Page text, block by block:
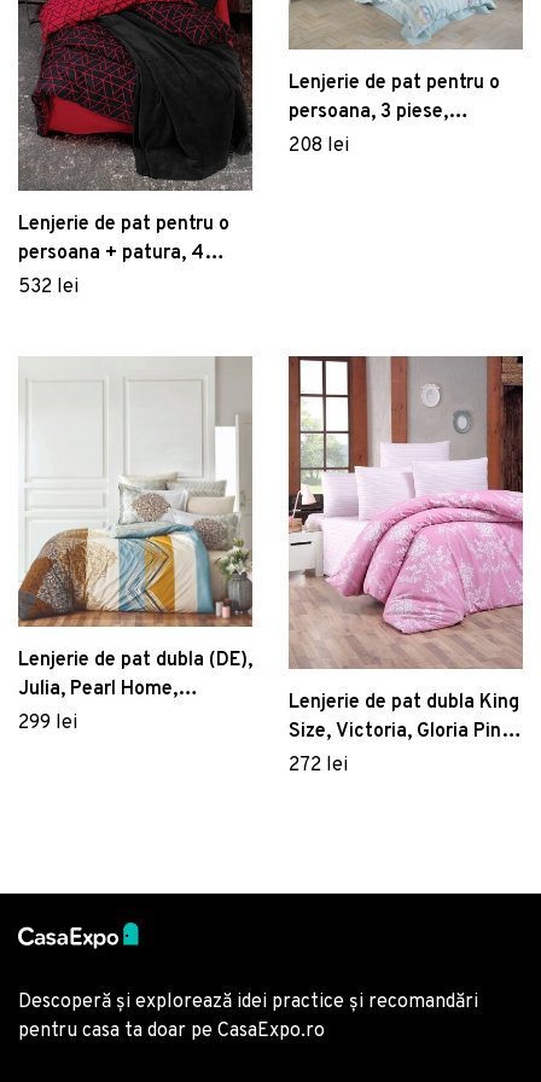
Lenjerie de pat pentru o
persoana + patura, 4
piese, 160x220 cm, 100%
532 lei
Lenjerie de pat pentru o
persoana, 3 piese,
160x220 cm, 100%
208 lei
Lenjerie de pat dubla (DE),
Julia, Pearl Home,
Bumbac Ranforce
299 lei
Lenjerie de pat dubla King
Size, Victoria, Gloria Pink,
4 piese, 100% bumbac
272 lei
Descoperă și explorează idei practice și recomandări
pentru casa ta doar pe CasaExpo.ro